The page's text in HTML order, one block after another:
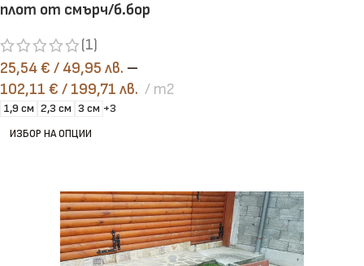
плот от смърч/б.бор
(1)
25,54€ / 49,95 лв. –
102,11 € / 199,71 лв. m2
1,9 см 2,3 см 3 см +3
ИЗБОР НА ОПЦИИ